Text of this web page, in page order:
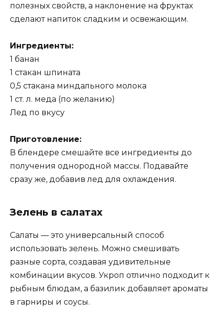
полезных свойств, а наклонение на фруктах
сделают напиток сладким и освежающим.
Ингредиенты:
1 банан
1 стакан шпината
0,5 стакана миндального молока
1 ст. л. меда (по желанию)
Лед по вкусу
Приготовление:
В блендере смешайте все ингредиенты до
получения однородной массы. Подавайте
сразу же, добавив лед для охлаждения.
Зелень в салатах
Салаты — это универсальный способ
использовать зелень. Можно смешивать
разные сорта, создавая удивительные
комбинации вкусов. Укроп отлично подходит к
рыбным блюдам, а базилик добавляет ароматы
в гарниры и соусы.